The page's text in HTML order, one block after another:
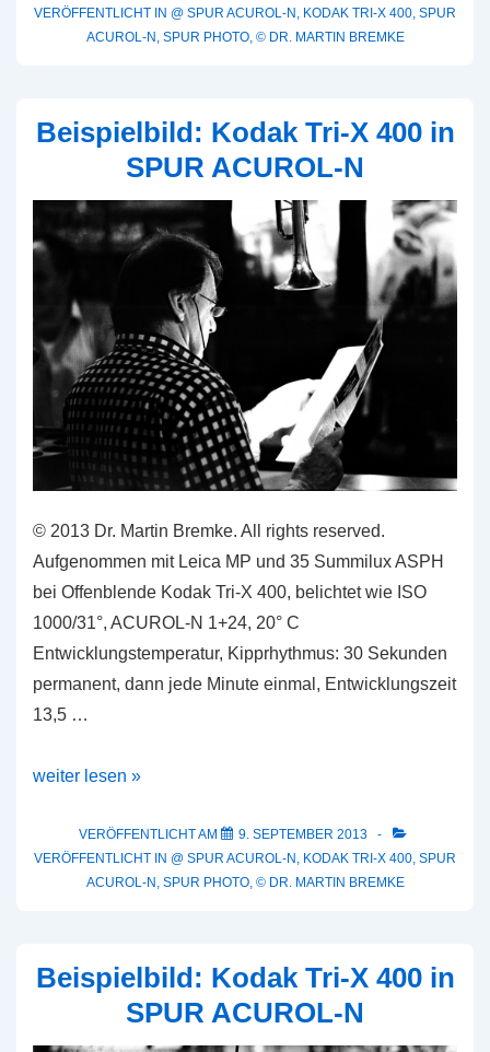
X
ACUROL-
VERÖFFENTLICHT IN @ SPUR ACUROL-N , KODAK TRI-X 400, SPUR
ACUROL-N , SPUR PHOTO, © DR. MARTIN BREMKE
Beispielbild: Kodak Tri-X 400 in
SPUR ACUROL-N
© 2013 Dr. Martin Bremke. All rights reserved.
Aufgenommen mit Leica MP und 35 Summilux ASPH
bei Offenblende Kodak Tri-X 400, belichtet wie ISO
1000/31°, ACUROL-N 1+24, 20° C
Entwicklungstemperatur, Kipprhythmus: 30 Sekunden
permanent, dann jede Minute einmal, Entwicklungszeit
13,5 …
Beispielbild:
X
ACUROL-
weiter lesen »
VERÖFFENTLICHT AM
9. SEPTEMBER 2013
VERÖFFENTLICHT IN @ SPUR ACUROL-N , KODAK TRI-X 400, SPUR
ACUROL-N , SPUR PHOTO, © DR. MARTIN BREMKE
Beispielbild: Kodak Tri-X 400 in
SPUR ACUROL-N